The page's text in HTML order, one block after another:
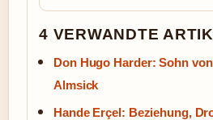
4 VERWANDTE
Don Hugo Harder: Sohn
Almsick
Hande Erçel: Beziehung,